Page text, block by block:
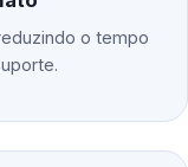
o tempo